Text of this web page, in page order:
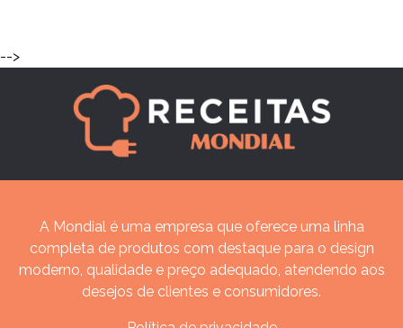
-->
A Mondial é uma empresa que oferece uma linha
completa de produtos com destaque para o design
moderno, qualidade e preço adequado, atendendo aos
desejos de clientes e consumidores.